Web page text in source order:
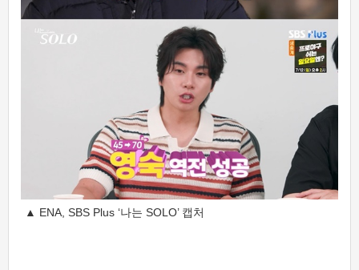
▲ ENA, SBS Plus ‘나는 SOLO’ 캡처